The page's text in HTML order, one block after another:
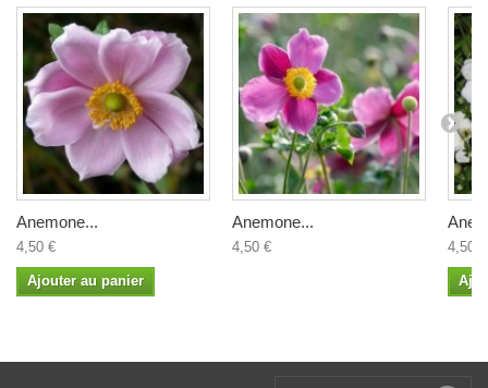
Anemone...
4,50 €
Ajouter au panier
Anemone...
4,50 € 4,50 €